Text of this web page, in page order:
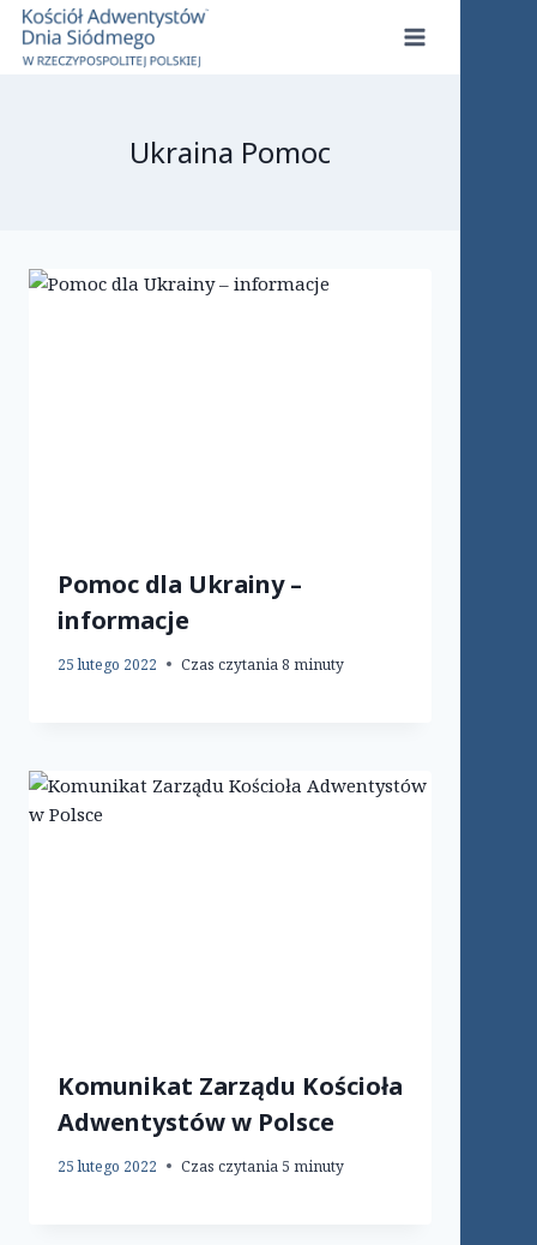
Przejdź
treści
Ukraina Pomoc
Pomoc dla Ukrainy –
informacje
25 lutego 2022 Czas czytania8 minuty
Komunikat Zarządu Kościoła
Adwentystów w Polsce
25 lutego 2022 Czas czytania 5 minuty